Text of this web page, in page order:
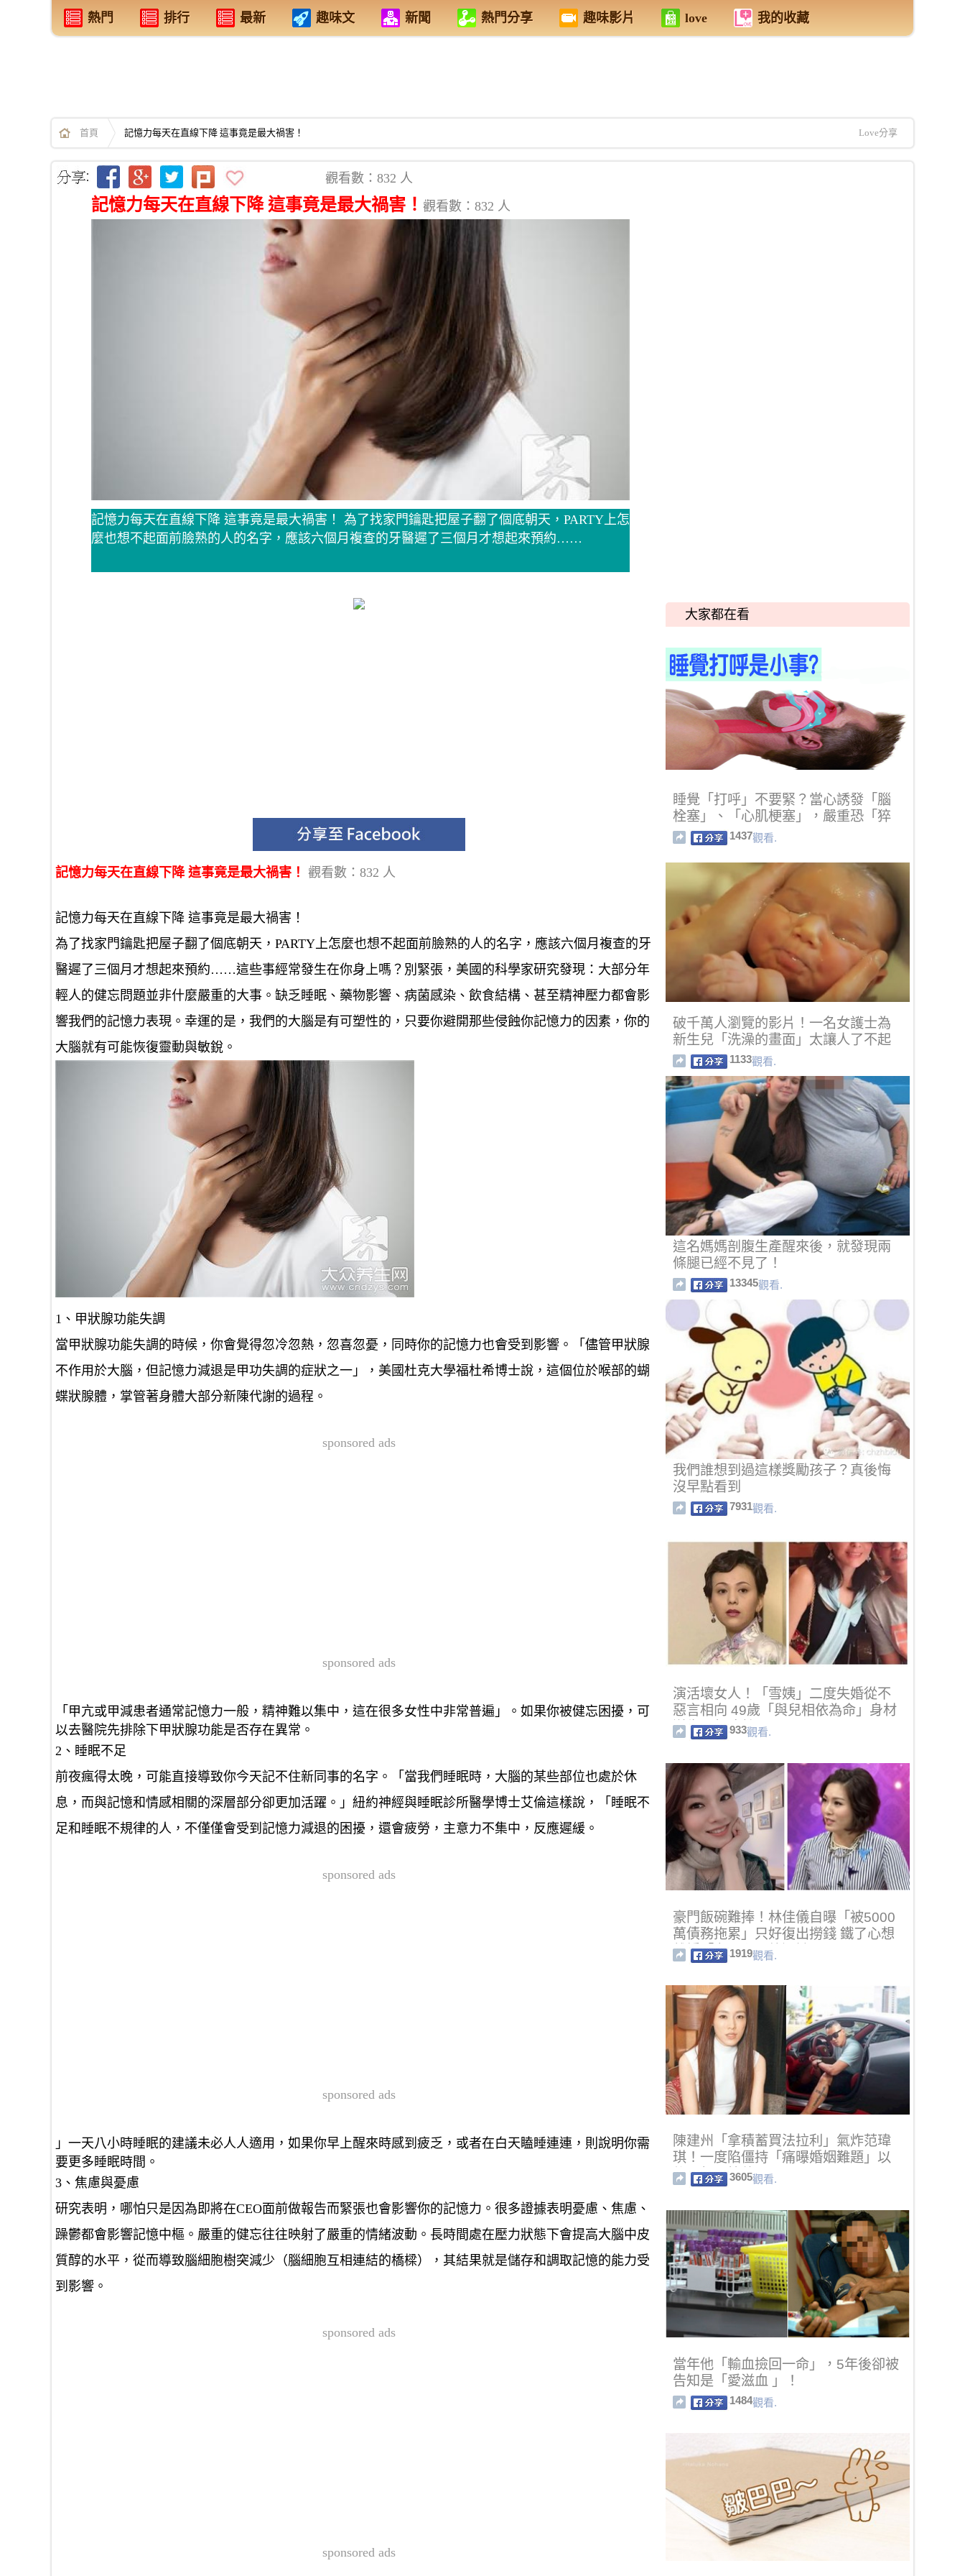
熱門 排行 最新 趣味文 新聞 熱門分享 趣味影片 love 我的收藏
首頁 記憶力每天在直線下降 這事竟是最大禍害！ Love分享
觀看數：832 人
記憶力每天在直線下降 這事竟是最大禍害！ 觀看數：832 人
記憶力每天在直線下降 這事竟是最大禍害！ 為了找家門鑰匙把屋子翻了個底朝天，PARTY上怎
麼也想不起面前臉熟的人的名字，應該六個月複查的牙醫遲了三個月才想起來預約……
記憶力每天在直線下降 這事竟是最大禍害！ 觀看數：832 人
記憶力每天在直線下降 這事竟是最大禍害！
為了找家門鑰匙把屋子翻了個底朝天，PARTY上怎麼也想不起面前臉熟的人的名字，應該六個月複查的牙
醫遲了三個月才想起來預約……這些事經常發生在你身上嗎？別緊張，美國的科學家研究發現：大部分年
輕人的健忘問題並非什麼嚴重的大事。缺乏睡眠、藥物影響、病菌感染、飲食結構、甚至精神壓力都會影
響我們的記憶力表現。幸運的是，我們的大腦是有可塑性的，只要你避開那些侵蝕你記憶力的因素，你的
大腦就有可能恢復靈動與敏銳。
1、甲狀腺功能失調
當甲狀腺功能失調的時候，你會覺得忽冷忽熱，忽喜忽憂，同時你的記憶力也會受到影響。「儘管甲狀腺
不作用於大腦，但記憶力減退是甲功失調的症狀之一」，美國杜克大學福杜希博士說，這個位於喉部的蝴
蝶狀腺體，掌管著身體大部分新陳代謝的過程。
sponsored ads
sponsored ads
「甲亢或甲減患者通常記憶力一般，精神難以集中，這在很多女性中非常普遍」。如果你被健忘困擾，可
以去醫院先排除下甲狀腺功能是否存在異常。
2、睡眠不足
前夜瘋得太晚，可能直接導致你今天記不住新同事的名字。「當我們睡眠時，大腦的某些部位也處於休
息，而與記憶和情感相關的深層部分卻更加活躍。」紐約神經與睡眠診所醫學博士艾倫這樣說，「睡眠不
足和睡眠不規律的人，不僅僅會受到記憶力減退的困擾，還會疲勞，主意力不集中，反應遲緩。
sponsored ads
sponsored ads
」一天八小時睡眠的建議未必人人適用，如果你早上醒來時感到疲乏，或者在白天瞌睡連連，則說明你需
要更多睡眠時間。
3、焦慮與憂慮
研究表明，哪怕只是因為即將在CEO面前做報告而緊張也會影響你的記憶力。很多證據表明憂慮、焦慮、
躁鬱都會影響記憶中樞。嚴重的健忘往往映射了嚴重的情緒波動。長時間處在壓力狀態下會提高大腦中皮
質醇的水平，從而導致腦細胞樹突減少（腦細胞互相連結的橋樑），其結果就是儲存和調取記憶的能力受
到影響。
sponsored ads
sponsored ads
大家都在看
睡覺「打呼」不要緊？當心誘發「腦
栓塞」、「心肌梗塞」，嚴重恐「猝
死」！
1437觀看.
破千萬人瀏覽的影片！一名女護士為
新生兒「洗澡的畫面」太讓人了不起
了...
1133觀看.
這名媽媽剖腹生產醒來後，就發現兩
條腿已經不見了！
13345觀看.
我們誰想到過這樣獎勵孩子？真後悔
沒早點看到
7931觀看.
演活壞女人！「雪姨」二度失婚從不
惡言相向 49歲「與兒相依為命」身材
逆生長超凍齡
933觀看.
豪門飯碗難捧！林佳儀自曝「被5000
萬債務拖累」只好復出撈錢 鐵了心想
離婚「老公卻不放過她」
1919觀看.
陳建州「拿積蓄買法拉利」氣炸范瑋
琪！一度陷僵持「痛曝婚姻難題」以
後不想再管他！
3605觀看.
當年他「輸血撿回一命」，5年後卻被
告知是「愛滋血 」！
1484觀看.